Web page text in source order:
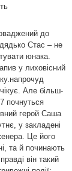
до
Стас – не
юнака.
у лиховісний
напрочуд
Але більш-
почнуться
герой Саша
у закладені
Це його
та й починають
він такий